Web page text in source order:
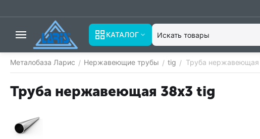
КАТАЛОГ
Металобаза Ларис / Нержавеющие трубы / tig / Труба
Труба нержавеющая 38х3 tig